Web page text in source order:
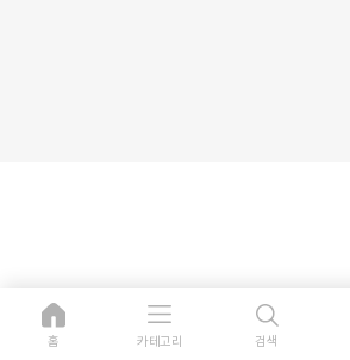
홈 카테고리 검색